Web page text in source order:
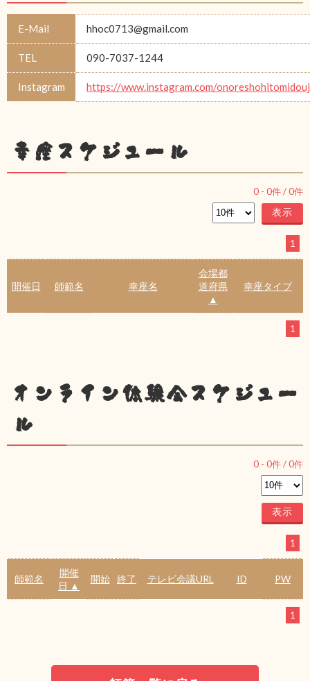
E-Mail hhoc0713@gmail.com
TEL 090-7037-1244
Instagram https://www.instagram.com/
幸座スケジュール
0 - 0件 /0件
1
開催日 師範名 幸座名
会場都
道府県
▲
幸座タイプ
1
オンライン体験会スケジュー
ル
0 - 0件 /0件
1
師範名
開催
日 ▲
開始 終了 テレビ会議URL ID PW
1